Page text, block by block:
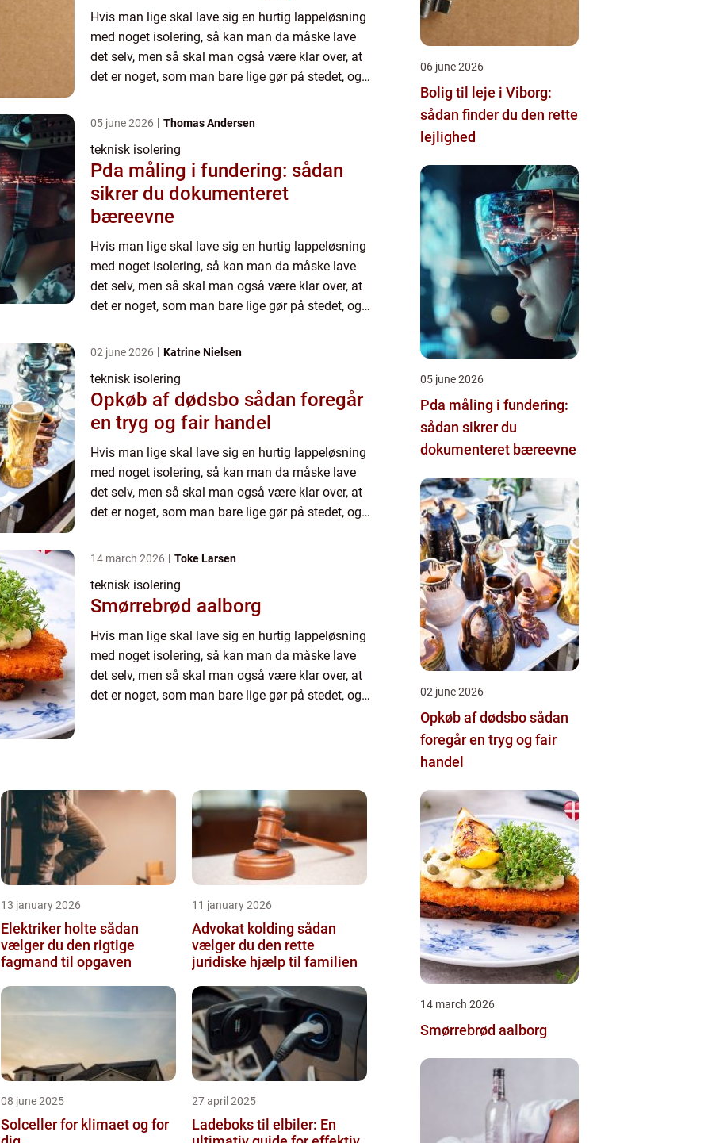
Hvis man lige skal lave sig en hurtig lappeløsning
med noget isolering, så kan man da måske lave
det selv, men så skal man også være klar over, at
det er noget, som man bare lige gør på stedet, og
klart...
05 june 2026 Thomas Andersen
teknisk isolering
Pda måling i fundering: sådan
sikrer du dokumenteret
bæreevne
Hvis man lige skal lave sig en hurtig lappeløsning
med noget isolering, så kan man da måske lave
det selv, men så skal man også være klar over, at
det er noget, som man bare lige gør på stedet, og
klart...
02 june 2026 Katrine Nielsen
teknisk isolering
Opkøb af dødsbo sådan foregår
en tryg og fair handel
Hvis man lige skal lave sig en hurtig lappeløsning
med noget isolering, så kan man da måske lave
det selv, men så skal man også være klar over, at
det er noget, som man bare lige gør på stedet, og
klart...
14 march 2026 Toke Larsen
teknisk isolering
Smørrebrød aalborg
Hvis man lige skal lave sig en hurtig lappeløsning
med noget isolering, så kan man da måske lave
det selv, men så skal man også være klar over, at
det er noget, som man bare lige gør på stedet, og
13 january 2026
Elektriker holte sådan
vælger du den rigtige
fagmand til opgaven
11 january 2026
Advokat kolding sådan
vælger du den rette
juridiske hjælp til familien
08 june 2025
Solceller for klimaet og for
27 april 2025
Ladeboks til elbiler: En
06 june 2026
Bolig til leje i Viborg:
sådan finder du den rette
lejlighed
05 june 2026
Pda måling i fundering:
sådan sikrer du
dokumenteret bæreevne
02 june 2026
Opkøb af dødsbo sådan
foregår en tryg og fair
handel
14 march 2026
Smørrebrød aalborg